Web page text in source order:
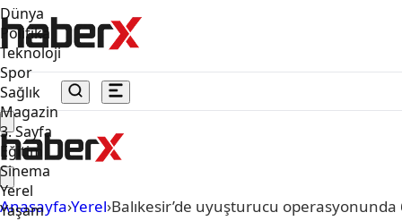
Dünya
Politika
Teknoloji
Spor
Sağlık
Magazin
3. Sayfa
Eğitim
Sinema
Yerel
Yaşam
Anasayfa›Yerel›Balıkesir’de uyuşturucu